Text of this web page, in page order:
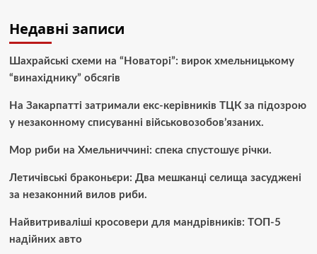
Недавні записи
Шахрайські схеми на “Новаторі”: вирок хмельницькому
“винахіднику” обсягів
На Закарпатті затримали екс-керівників ТЦК за підозрою
у незаконному списуванні військовозобов’язаних.
Мор риби на Хмельниччині: спека спустошує річки.
Летичівські браконьєри: Два мешканці селища засуджені
за незаконний вилов риби.
Найвитриваліші кросовери для мандрівників: ТОП-5
надійних авто